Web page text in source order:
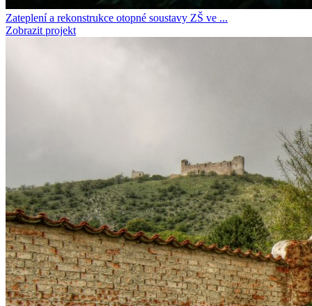
Zateplení a rekonstrukce otopné soustavy ZŠ ve ...
Zobrazit projekt